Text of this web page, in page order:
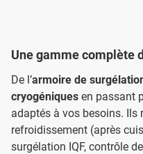
Une gamme complète
De l’armoire de
cryogéniques en passant
adaptés à vos besoins. Ils
refroidissement (après
surgélation IQF, contrôle